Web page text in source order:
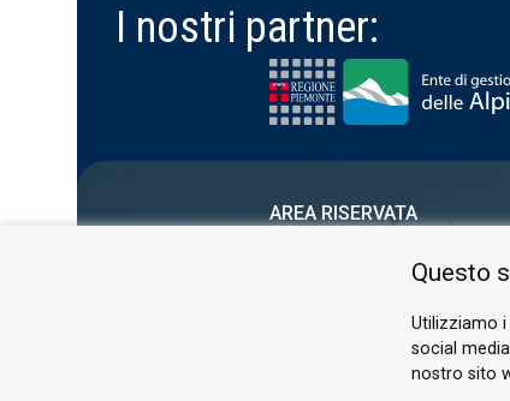
I nostri partner:
AREA RISERVATA
Questo
Utilizziamo
social
nostro sito